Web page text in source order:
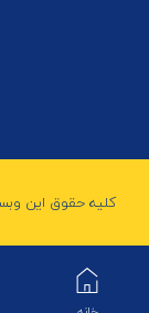
کلیه حقوق این